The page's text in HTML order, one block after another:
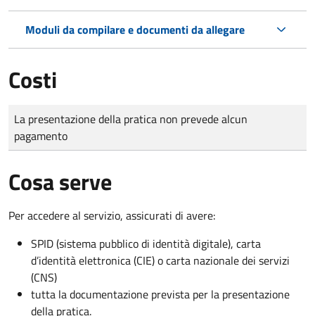
Moduli da compilare e documenti da allegare
Costi
Tipo di pagamento
Importo
La presentazione della pratica non prevede alcun
pagamento
Cosa serve
Per accedere al servizio, assicurati di avere:
SPID (sistema pubblico di identità digitale), carta
d’identità elettronica (CIE) o carta nazionale dei servizi
(CNS)
tutta la documentazione prevista per la presentazione
della pratica.